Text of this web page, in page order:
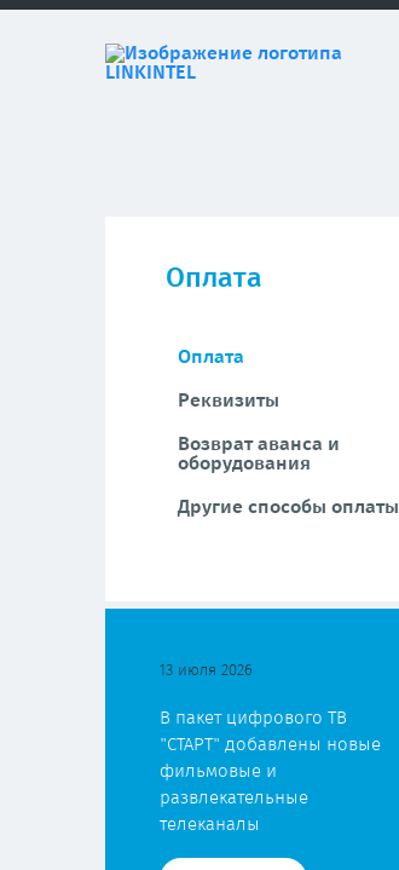
Оплата
Оплата
Реквизиты
Возврат аванса и
оборудования
Другие способы оплаты
13 июля 2026
В пакет цифрового ТВ
"СТАРТ" добавлены новые
фильмовые и
развлекательные
телеканалы